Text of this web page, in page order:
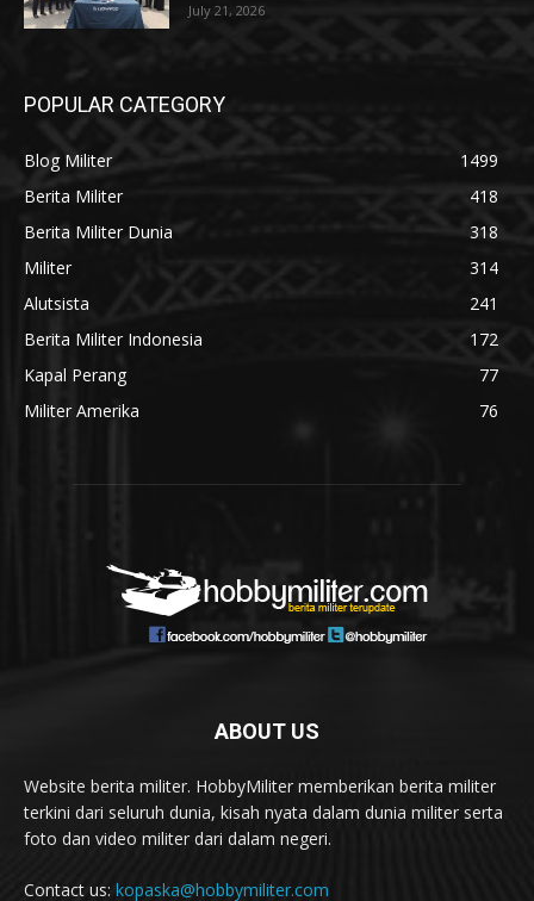
July 21, 2026
POPULAR CATEGORY
Blog Militer
1499
Berita Militer
418
Berita Militer Dunia
318
Militer
314
Alutsista
241
Berita Militer Indonesia
172
Kapal Perang
77
Militer Amerika
76
ABOUT US
Website berita militer. HobbyMiliter memberikan berita militer
terkini dari seluruh dunia, kisah nyata dalam dunia militer serta
foto dan video militer dari dalam negeri.
Contact us: kopaska@hobbymiliter.com